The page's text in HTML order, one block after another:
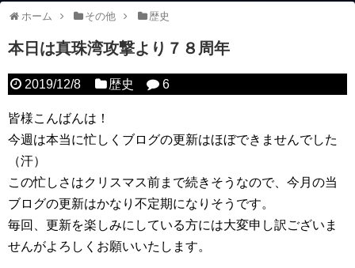
ホーム その他 歴史
本日は真珠湾攻撃より７８周年
2019/12/8 歴史 6
皆様こんばんは！
今週は本当に忙しくブログの更新はほぼできませんでした
（汗）
この忙しさはクリスマス前まで続きそうなので、今月の当
ブログの更新はかなり不定期になりそうです。
毎回、更新を楽しみにしている方には大変申し訳ございま
せんがよろしくお願いいたします。